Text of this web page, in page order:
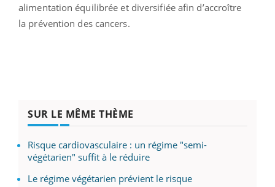
alimentation équilibrée et diversifiée afin d’accroître
la prévention des cancers.
SUR LE MÊME THÈME
Risque cardiovasculaire : un régime "semi-
végétarien" suffit à le réduire
Le régime végétarien prévient le risque